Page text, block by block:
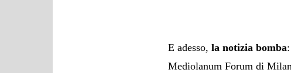
E adesso,la notizia bomba
Mediolanum Forum di